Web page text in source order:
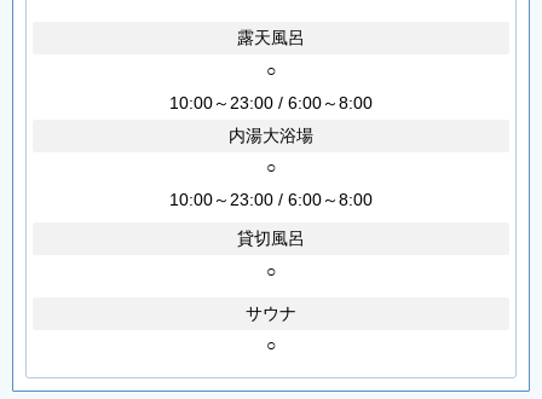
露天風呂
○
10:00～23:00 / 6:00～8:00
内湯大浴場
○
10:00～23:00 / 6:00～8:00
貸切風呂
○
サウナ
○